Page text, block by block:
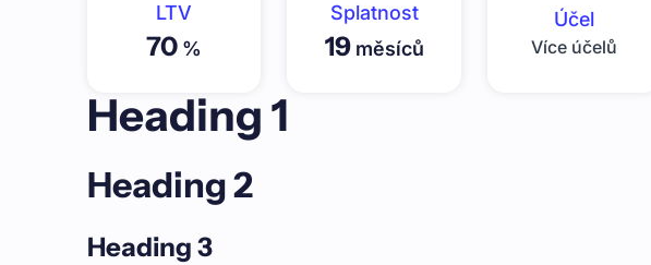
LTV
70 %
Splatnost
19měsíců
Účel
Více účelů
Heading 1
Heading 2
Heading 3